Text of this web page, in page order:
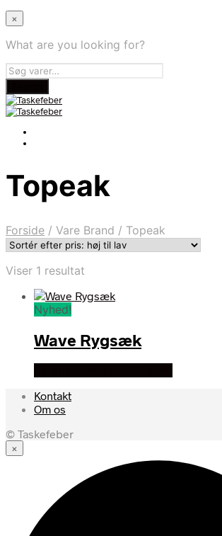
×
What are you looking for?
Topeak
Forside / Vare Brand / Topeak
Viser 1 resultat
Nyhed!
Wave Rygsæk
Kontakt
Om os
© Taskefeber
×